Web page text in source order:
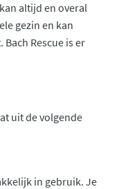
altijd en overal
gezin en kan
Rescue is er
uit de volgende
in gebruik. Je